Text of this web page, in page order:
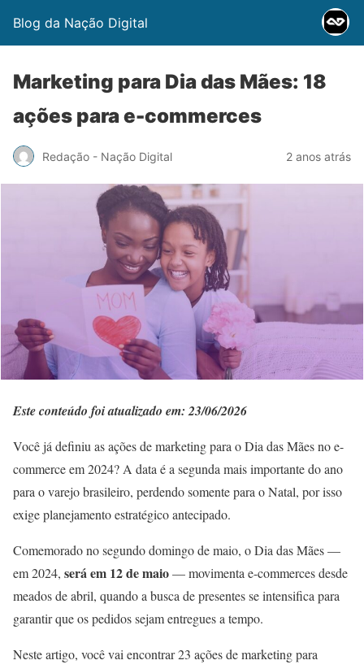
Blog da Nação Digital
Marketing para Dia das Mães: 18
ações para e-commerces
Redação - Nação Digital 2 anos atrás
Este conteúdo foi atualizado em: 23/06/2026
Você já definiu as ações de marketing para o Dia das Mães no e-
commerce em 2024? A data é a segunda mais importante do ano
para o varejo brasileiro, perdendo somente para o Natal, por isso
exige planejamento estratégico antecipado.
Comemorado no segundo domingo de maio, o Dia das Mães —
em 2024, será em 12 de maio— movimenta e-commerces desde
meados de abril, quando a busca de presentes se intensifica para
garantir que os pedidos sejam entregues a tempo.
Neste artigo, você vai encontrar 23 ações de marketing para